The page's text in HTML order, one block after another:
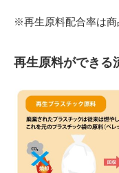
※再生原料配合率は商
再生原料ができる